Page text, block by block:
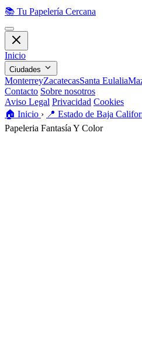
📚 Tu Papelería Cercana
Inicio
Ciudades
MonterreyZacatecasSanta Eulalia
Contacto Sobre nosotros
Aviso Legal Privacidad Cookies
🏠️ Inicio › 📍 Estado de Baja
Papeleria Fantasía Y Color